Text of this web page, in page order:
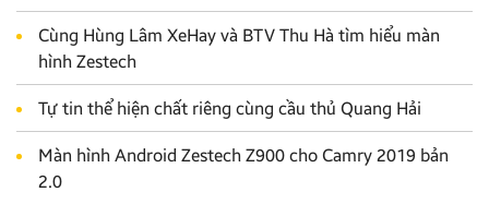
Cùng Hùng Lâm XeHay và BTV Thu Hà tìm hiểu màn
hình Zestech
Tự tin thể hiện chất riêng cùng cầu thủ Quang Hải
Màn hình Android Zestech Z900 cho Camry 2019 bản
2.0